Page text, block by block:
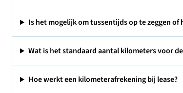
Is het mogelijk om tussentijds op te zeggen of
Wat is het standaard aantal kilometers voor
Hoe werkt een kilometerafrekening bij lease?